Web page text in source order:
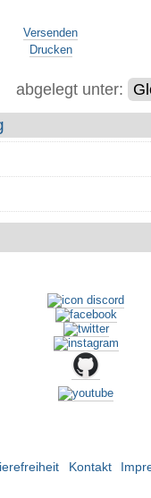
Versenden
Drucken
abgelegt unter:
Kontakt